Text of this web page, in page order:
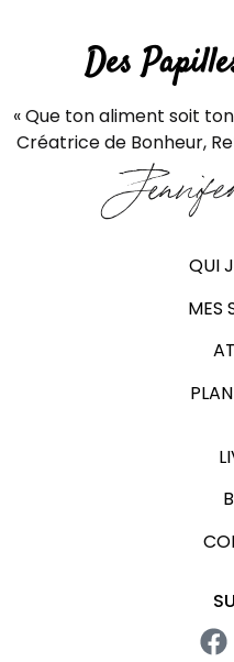
Des
« Que ton aliment soit
Créatrice de Bonheur,
QUI
MES